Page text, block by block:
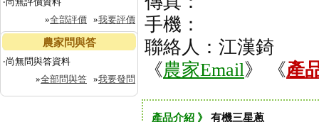
»全部評價 »我要評價
農家問與答
‧尚無問與答資料
»全部問與答 »我要發問
手機：
聯絡人：江漢錡
《農家Email》 《產
產品介紹 》
有機三星蔥